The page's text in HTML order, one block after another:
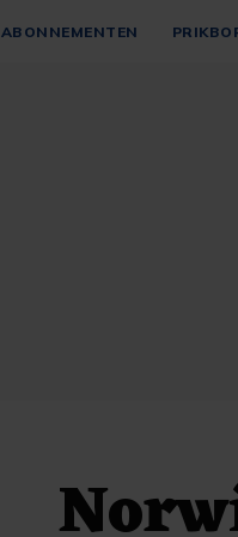
ABONNEMENTEN